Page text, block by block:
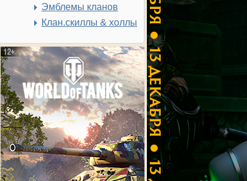
Эмблемы кланов
Клан.скиллы & холлы